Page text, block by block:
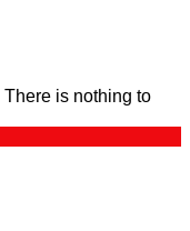
There is nothing to